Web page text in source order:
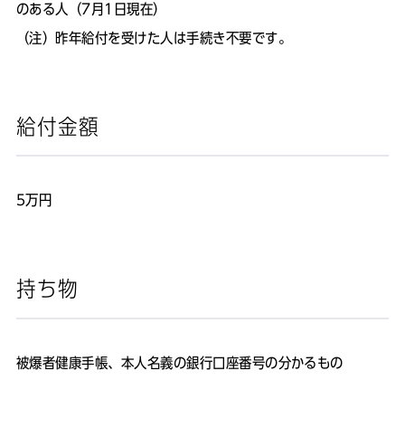
のある人（7月1日現在）
（注）昨年給付を受けた人は手続き不要です。
給付金額
5万円
持ち物
被爆者健康手帳、本人名義の銀行口座番号の分かるもの